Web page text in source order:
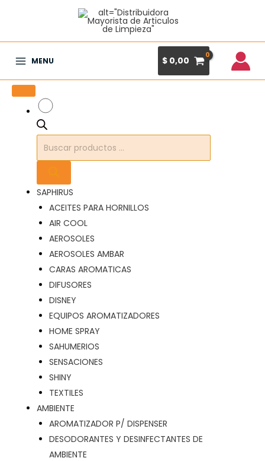
Menu
MENU $ 0,00
Búsqueda
de
SAPHIRUS
ACEITES PARA HORNILLOS
AIR COOL
AEROSOLES
AEROSOLES AMBAR
CARAS AROMATICAS
DIFUSORES
DISNEY
EQUIPOS AROMATIZADORES
HOME SPRAY
SAHUMERIOS
SENSACIONES
SHINY
TEXTILES
AMBIENTE
AROMATIZADOR P/ DISPENSER
DESODORANTES Y DESINFECTANTES DE
AMBIENTE